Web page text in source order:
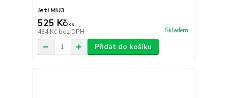
Jeti MU3
525 Kč/ks
434 Kč bez DPH Skladem
Přidat do košíku